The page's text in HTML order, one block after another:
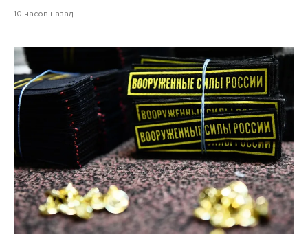
10 часов назад